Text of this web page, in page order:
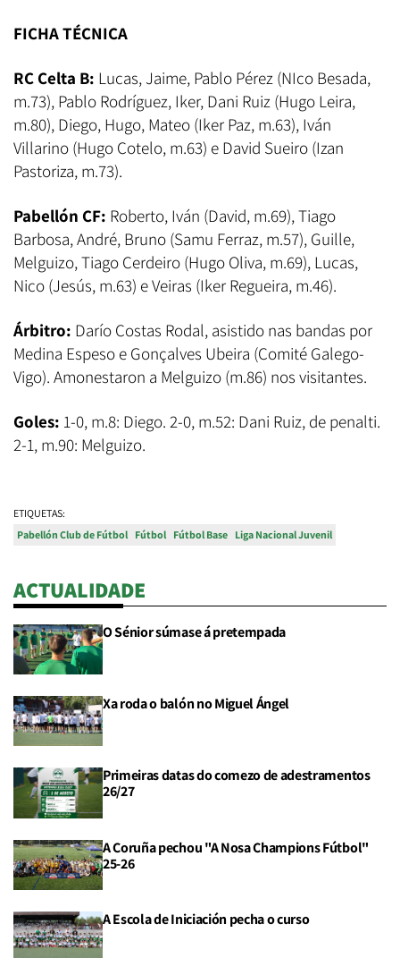
FICHA TÉCNICA
RC Celta B: Lucas, Jaime, Pablo Pérez (NIco Besada,
m.73), Pablo Rodríguez, Iker, Dani Ruiz (Hugo Leira,
m.80), Diego, Hugo, Mateo (Iker Paz, m.63), Iván
Villarino (Hugo Cotelo, m.63) e David Sueiro (Izan
Pastoriza, m.73).
Pabellón CF: Roberto, Iván (David, m.69), Tiago
Barbosa, André, Bruno (Samu Ferraz, m.57), Guille,
Melguizo, Tiago Cerdeiro (Hugo Oliva, m.69), Lucas,
Nico (Jesús, m.63) e Veiras (Iker Regueira, m.46).
Árbitro: Darío Costas Rodal, asistido nas bandas por
Medina Espeso e Gonçalves Ubeira (Comité Galego-
Vigo). Amonestaron a Melguizo (m.86) nos visitantes.
Goles: 1-0, m.8: Diego. 2-0, m.52: Dani Ruiz, de penalti.
2-1, m.90: Melguizo.
ETIQUETAS:
Pabellón Club de Fútbol Fútbol Fútbol Base Liga Nacional Juvenil
ACTUALIDADE
O Sénior súmase á pretempada
Xa roda o balón no Miguel Ángel
Primeiras datas do comezo de adestramentos
26/27
A Coruña pechou "A Nosa Champions Fútbol"
25-26
A Escola de Iniciación pecha o curso